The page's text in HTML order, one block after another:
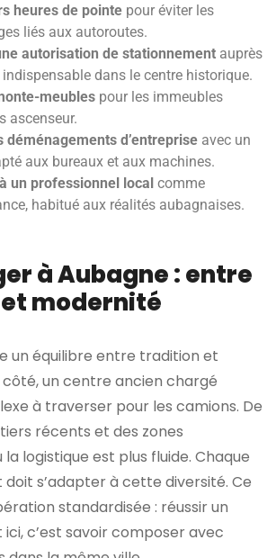
heures de pointe pour éviter les
liés aux autoroutes.
autorisation de stationnement auprès
dans le centre historique.
meubles pour les immeubles
ascenseur.
déménagements d’entreprise avec un
aux bureaux et aux machines.
un professionnel local comme
habitué aux réalités aubagnaises.
à Aubagne : entre
modernité
un équilibre entre tradition et
côté, un centre ancien chargé
à traverser pour les camions. De
récents et des zones
logistique est plus fluide. Chaque
s’adapter à cette diversité. Ce
standardisée : réussir un
c’est savoir composer avec